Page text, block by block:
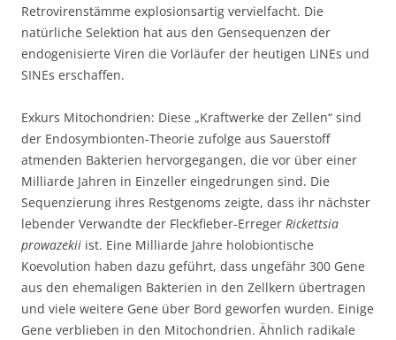
Retrovirenstämme explosionsartig vervielfacht. Die
natürliche Selektion hat aus den Gensequenzen der
endogenisierte Viren die Vorläufer der heutigen LINEs und
SINEs erschaffen.
Exkurs Mitochondrien: Diese „Kraftwerke der Zellen“ sind
der Endosymbionten-Theorie zufolge aus Sauerstoff
atmenden Bakterien hervorgegangen, die vor über einer
Milliarde Jahren in Einzeller eingedrungen sind. Die
Sequenzierung ihres Restgenoms zeigte, dass ihr nächster
lebender Verwandte der Fleckfieber-Erreger Rickettsia
prowazekii ist. Eine Milliarde Jahre holobiontische
Koevolution haben dazu geführt, dass ungefähr 300 Gene
aus den ehemaligen Bakterien in den Zellkern übertragen
und viele weitere Gene über Bord geworfen wurden. Einige
Gene verblieben in den Mitochondrien. Ähnlich radikale